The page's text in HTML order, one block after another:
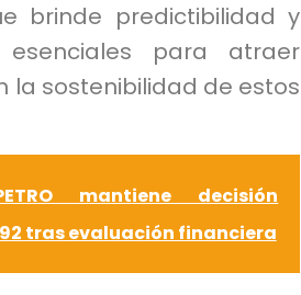
brinde predictibilidad y
esenciales para atraer
la sostenibilidad de estos
mantiene decisión
tras evaluación financiera